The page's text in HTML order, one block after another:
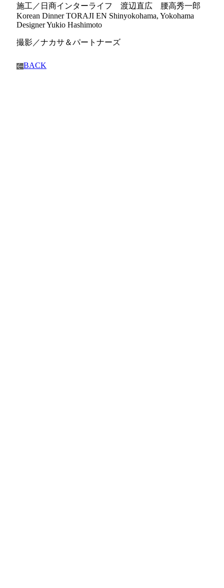
施工／日商インターライフ 渡辺直広 腰高秀一郎
Korean Dinner TORAJI EN Shinyokohama, Yokohama
Designer Yukio Hashimoto
撮影／ナカサ＆パートナーズ
BACK